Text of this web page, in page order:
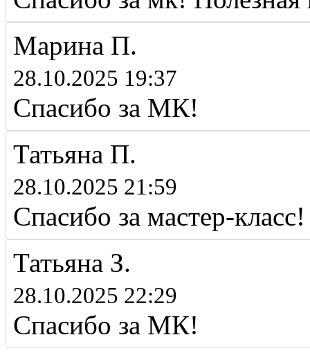
Марина П.
28.10.2025 19:37
Спасибо за МК!
Татьяна П.
28.10.2025 21:59
Спасибо за мастер-класс!
Татьяна З.
28.10.2025 22:29
Спасибо за МК!